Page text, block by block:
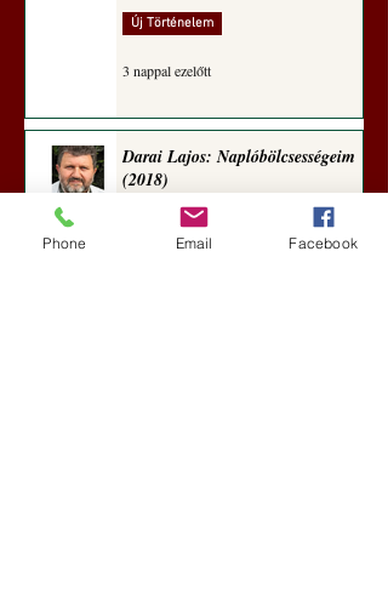
Új Történelem
3 nappal ezelőtt
Darai Lajos: Naplóbölcsességeim
(2018)
Phone Email Facebook